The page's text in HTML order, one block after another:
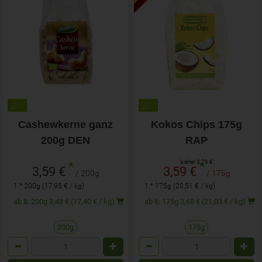
Cashewkerne ganz
200g DEN
3,59 € * / 200g
1 * 200g (17,95 € / kg)
ab 8: 200g 3,48 € (17,40 € / kg)
200g
Kokos Chips 175g
RAP
bisher 3,79 €
3,59 €* / 175g
1 * 175g (20,51 € / kg)
ab 6: 175g 3,68 € (21,03 € / kg)
175g